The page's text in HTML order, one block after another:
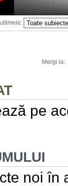
Mergi la:
pe
noi în